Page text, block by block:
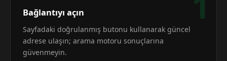
Bağlantıyı açın
Sayfadaki doğrulanmış butonu kullanarak güncel
adrese ulaşın; arama motoru sonuçlarına
güvenmeyin.